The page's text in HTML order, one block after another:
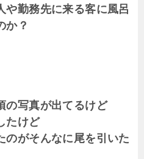
や勤務先に来る客に風呂
か？
の写真が出てるけど
たけど
のがそんなに尾を引いた